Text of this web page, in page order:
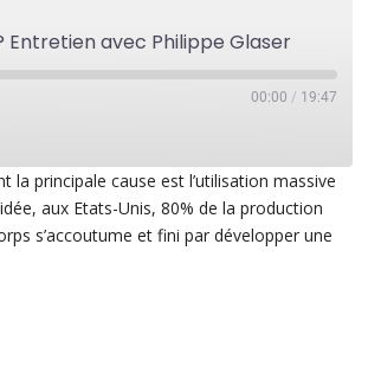
Entretien avec Philippe Glaser
00:00 / 19:47
Google Play
la principale cause est l’utilisation massive
aux Etats-Unis, 80% de la production
s’accoutume et fini par développer une